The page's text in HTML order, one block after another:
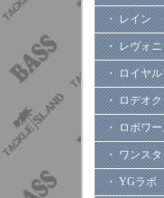
・ レイン
・ レヴォ
・ ロイヤ
・ ロデオ
・ ロボワ
・ ワンス
・ YGラボ